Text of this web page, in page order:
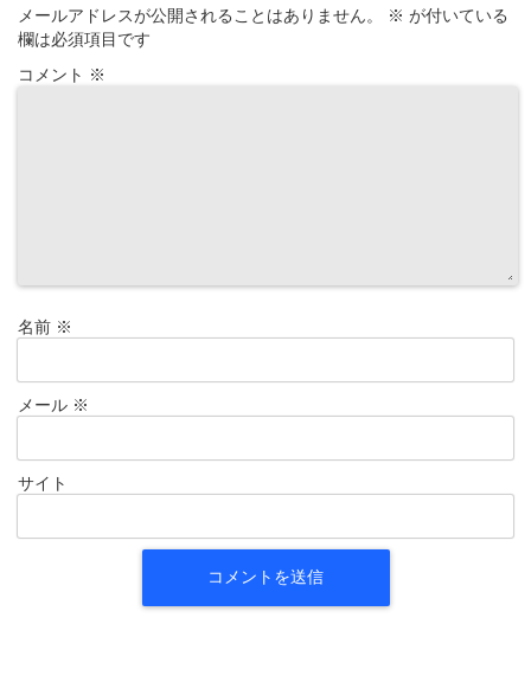
メールアドレスが公開されることはありません。 ※ が付いている
欄は必須項目です
コメント ※
名前 ※
メール ※
サイト